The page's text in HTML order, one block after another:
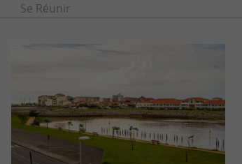
Se Réunir